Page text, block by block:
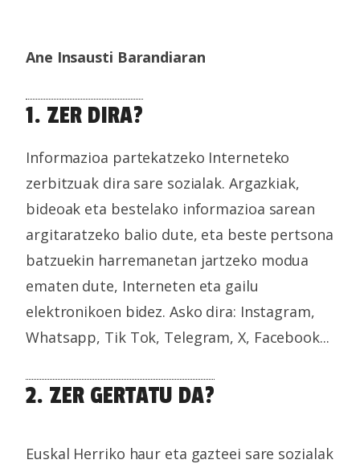
Ane Insausti Barandiaran
1. ZER DIRA?
Informazioa partekatzeko Interneteko
zerbitzuak dira sare sozialak. Argazkiak,
bideoak eta bestelako informazioa sarean
argitaratzeko balio dute, eta beste pertsona
batzuekin harremanetan jartzeko modua
ematen dute, Interneten eta gailu
elektronikoen bidez. Asko dira: Instagram,
Whatsapp, Tik Tok, Telegram, X, Facebook...
2. ZER GERTATU DA?
Euskal Herriko haur eta gazteei sare sozialak